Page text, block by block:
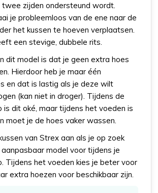
twee zijden ondersteund wordt.
je probleemloos van de ene naar de
het kussen te hoeven verplaatsen.
een stevige, dubbele rits.
dit model is dat je geen extra hoes
Hierdoor heb je maar één
en dat is lastig als je deze wilt
(kan niet in droger). Tijdens de
is dit oké, maar tijdens het voeden is
moet je de hoes vaker wassen.
van Strex aan als je op zoek
model voor tijdens je
Tijdens het voeden kies je beter voor
extra hoezen voor beschikbaar zijn.